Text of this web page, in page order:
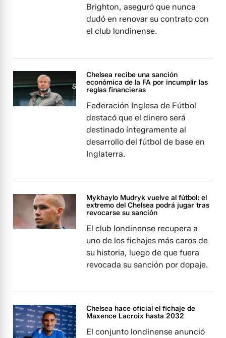
Brighton, aseguró que nunca
dudó en renovar su contrato con
el club londinense.
Chelsea recibe una sanción
económica de la FA por incumplir las
reglas financieras
Federación Inglesa de Fútbol
destacó que el dinero será
destinado íntegramente al
desarrollo del fútbol de base en
Inglaterra.
Mykhaylo Mudryk vuelve al fútbol: el
extremo del Chelsea podrá jugar tras
revocarse su sanción
El club londinense recupera a
uno de los fichajes más caros de
su historia, luego de que fuera
revocada su sanción por dopaje.
Chelsea hace oficial el fichaje de
Maxence Lacroix hasta 2032
El conjunto londinense anunció